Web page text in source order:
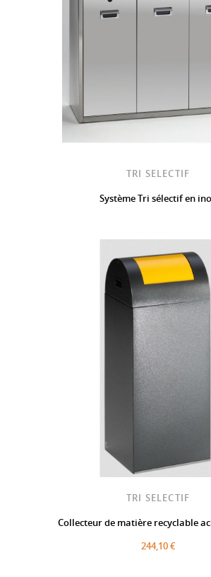
TRI SELECTIF
Système Tri sélectif en
TRI SELECTIF
Collecteur de matière recyclable
244,10 €